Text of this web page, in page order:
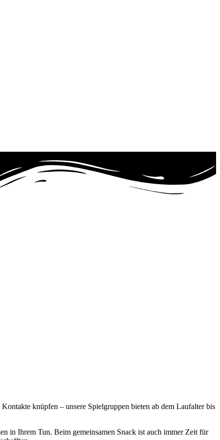
knüpfen – unsere Spielgruppen bieten ab dem Laufalter bis
in Ihrem Tun. Beim gemeinsamen Snack ist auch immer Zeit für